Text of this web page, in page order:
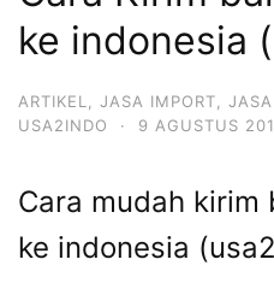
ke indonesia
ARTIKEL JASA IMPORT
USA2INDO
· 9 AGUSTUS
Cara mudah kirim
ke indonesia